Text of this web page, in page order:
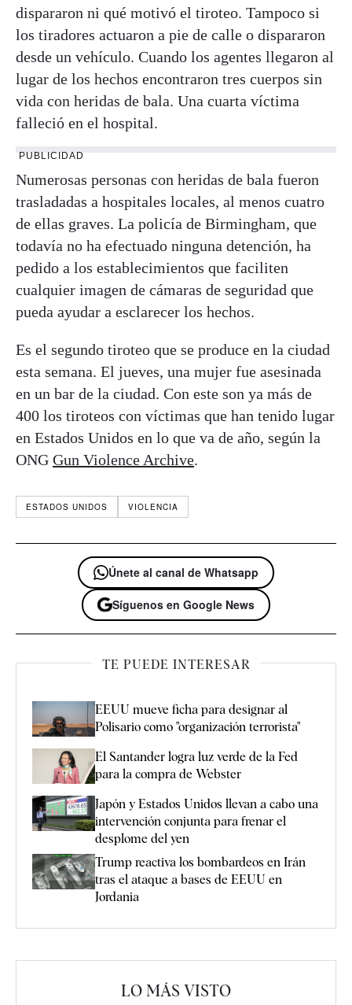
dispararon ni qué motivó el tiroteo. Tampoco si
los tiradores actuaron a pie de calle o dispararon
desde un vehículo. Cuando los agentes llegaron al
lugar de los hechos encontraron tres cuerpos sin
vida con heridas de bala. Una cuarta víctima
falleció en el hospital.
PUBLICIDAD
Numerosas personas con heridas de bala fueron
trasladadas a hospitales locales, al menos cuatro
de ellas graves. La policía de Birmingham, que
todavía no ha efectuado ninguna detención, ha
pedido a los establecimientos que faciliten
cualquier imagen de cámaras de seguridad que
pueda ayudar a esclarecer los hechos.
Es el segundo tiroteo que se produce en la ciudad
esta semana. El jueves, una mujer fue asesinada
en un bar de la ciudad. Con este son ya más de
400 los tiroteos con víctimas que han tenido lugar
en Estados Unidos en lo que va de año, según la
ONG Gun Violence Archive.
ESTADOS UNIDOS VIOLENCIA
Únete al canal de Whatsapp
Síguenos en Google News
TE PUEDE INTERESAR
EEUU mueve ficha para designar al
Polisario como "organización terrorista"
El Santander logra luz verde de la Fed
para la compra de Webster
Japón y Estados Unidos llevan a cabo una
intervención conjunta para frenar el
desplome del yen
Trump reactiva los bombardeos en Irán
tras el ataque a bases de EEUU en
Jordania
LO MÁS VISTO